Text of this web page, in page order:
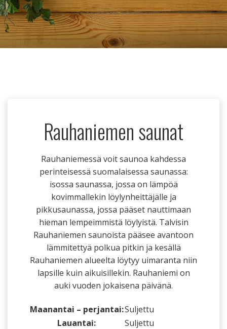
Rauhaniemen saunat
Rauhaniemessä voit saunoa kahdessa
perinteisessä suomalaisessa saunassa:
isossa saunassa, jossa on lämpöä
kovimmallekin löylynheittäjälle ja
pikkusaunassa, jossa pääset nauttimaan
hieman lempeimmistä löylyistä. Talvisin
Rauhaniemen saunoista pääsee avantoon
lämmitettyä polkua pitkin ja kesällä
Rauhaniemen alueelta löytyy uimaranta niin
lapsille kuin aikuisillekin. Rauhaniemi on
auki vuoden jokaisena päivänä.
Maanantai – perjantai:Suljettu
Lauantai:
Suljettu